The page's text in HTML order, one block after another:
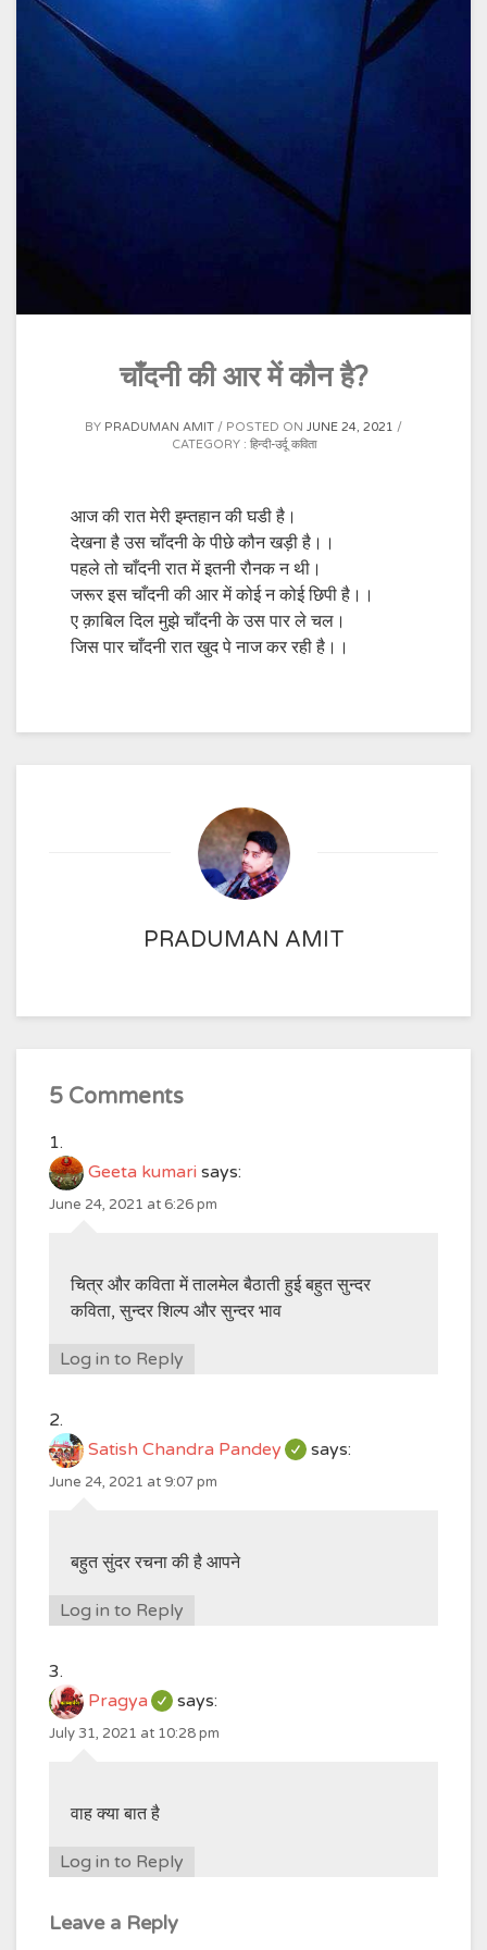
चाँदनी की आर में कौन है?
BY PRADUMAN AMIT POSTED ON JUNE 24, 2021
CATEGORY : हिन्दी-उर्दू कविता
आज की रात मेरी इम्तहान की घडी है।
देखना है उस चाँदनी के पीछे कौन खड़ी है।।
पहले तो चाँदनी रात में इतनी रौनक न थी।
जरूर इस चाँदनी की आर में कोई न कोई छिपी है।।
ए क़ाबिल दिल मुझे चाँदनी के उस पार ले चल।
जिस पार चाँदनी रात खुद पे नाज कर रही है।।
PRADUMAN AMIT
5 Comments
Geeta kumari says:
June 24, 2021 at 6:26 pm
चित्र और कविता में तालमेल बैठाती हुई बहुत सुन्दर
कविता, सुन्दर शिल्प और सुन्दर भाव
Log in to Reply
Satish Chandra Pandey says:
June 24, 2021 at 9:07 pm
बहुत सुंदर रचना की है आपने
Log in to Reply
Pragya says:
July 31, 2021 at 10:28 pm
वाह क्या बात है
Log in to Reply
Leave a Reply